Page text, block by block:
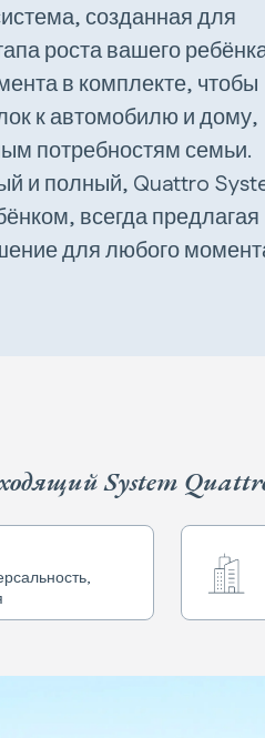
созданная для
роста вашего
в комплекте, чтобы
к автомобилю и дому,
потребностям семьи.
и полный, Quattro
всегда предлагая
для любого
System